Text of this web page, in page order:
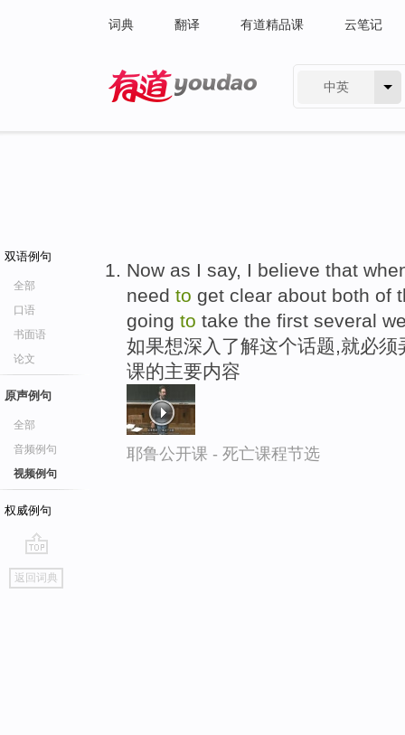
词典 翻译 有道精品课 云笔记
中英
双语例句
全部
口语
书面语
论文
原声例句
全部
音频例句
视频例句
权威例句
go
top
返回词典
Now as I say, I believe that
need to get clear about both of
going to take the first several
如果想深入了解这个话题,就必
课的主要内容
耶鲁公开课 - 死亡课程节选